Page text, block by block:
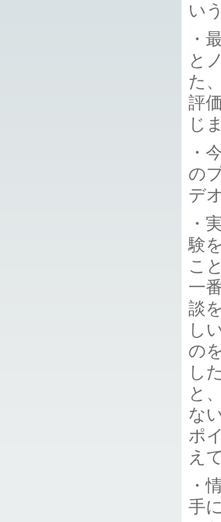
い
・
と
た
評
じ
・
の
デ
・
験
こ
一
談
し
の
し
と
な
ポ
え
・
手